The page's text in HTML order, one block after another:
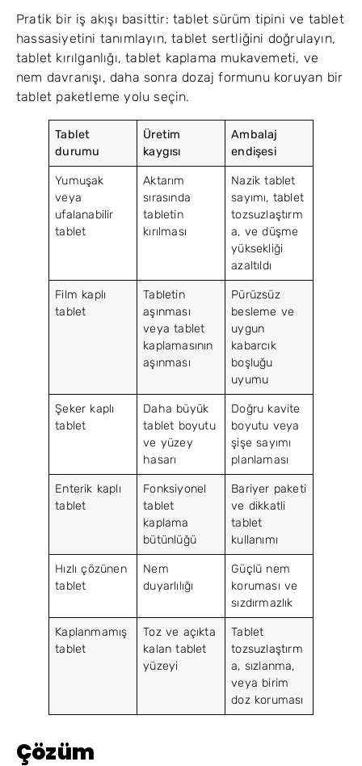
Pratik bir iş akışı basittir: tablet sürüm tipini ve tablet
hassasiyetini tanımlayın, tablet sertliğini doğrulayın,
tablet kırılganlığı, tablet kaplama mukavemeti, ve
nem davranışı, daha sonra dozaj formunu koruyan bir
tablet paketleme yolu seçin.
Tablet
durumu
Üretim
kaygısı
Ambalaj
endişesi
Yumuşak
veya
ufalanabilir
tablet
Aktarım
sırasında
tabletin
kırılması
Nazik tablet
sayımı, tablet
tozsuzlaştırm
a, ve düşme
yüksekliği
azaltıldı
Film kaplı
tablet
Tabletin
aşınması
veya tablet
kaplamasının
aşınması
Pürüzsüz
besleme ve
uygun
kabarcık
boşluğu
uyumu
Şeker kaplı
tablet
Daha büyük
tablet boyutu
ve yüzey
hasarı
Doğru kavite
boyutu veya
şişe sayımı
planlaması
Enterik kaplı
tablet
Fonksiyonel
tablet
kaplama
bütünlüğü
Bariyer paketi
ve dikkatli
tablet
kullanımı
Hızlı çözünen
tablet
Nem
duyarlılığı
Güçlü nem
koruması ve
sızdırmazlık
Kaplanmamış
tablet
Toz ve açıkta
kalan tablet
yüzeyi
Tablet
tozsuzlaştırm
a, sızlanma,
veya birim
doz koruması
Çözüm